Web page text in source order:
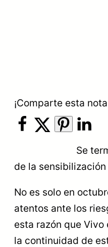
¡Comparte esta
Se
de la
No es solo en
atentos ante los
esta razón que Vivo
la continuidad de